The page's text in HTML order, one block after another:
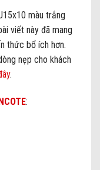
màu trắng
viết này đã mang
thức bổ ích hơn.
nẹp cho khách
.
: